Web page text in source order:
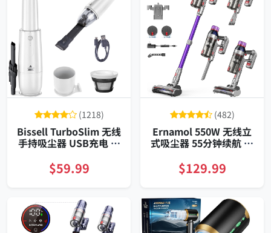
(1218)
Bissell TurboSlim 无线
手持吸尘器 USB充电 可
$59.99
(482)
Ernamol 550W 无线立
式吸尘器 55分钟续航 双
$129.99